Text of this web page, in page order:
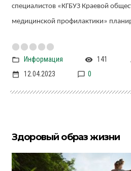
специалистов «КГБУЗ Краевой
медицинской профилактики»
Информация 141
12.04.2023
0
Здоровый образ жизни